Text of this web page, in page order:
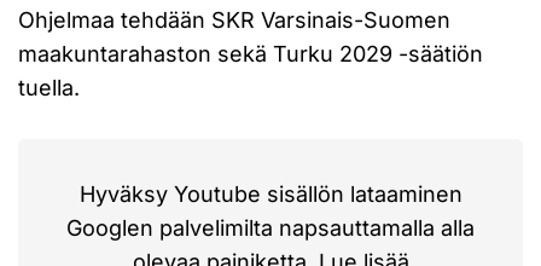
Ohjelmaa tehdään SKR Varsinais-Suomen
maakuntarahaston sekä Turku 2029 -säätiön
tuella.
Hyväksy Youtube sisällön lataaminen
Googlen palvelimilta napsauttamalla alla